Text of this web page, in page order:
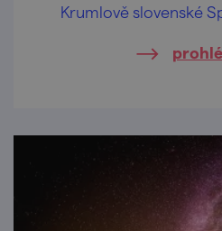
Krumlově slovenské